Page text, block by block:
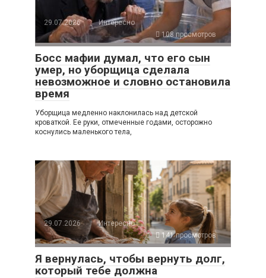
29.07.2026
Интересно
108 просмотров
Босс мафии думал, что его сын
умер, но уборщица сделала
невозможное и словно остановила
время
Уборщица медленно наклонилась над детской
кроваткой. Ее руки, отмеченные годами, осторожно
коснулись маленького тела,
29.07.2026
Интересно
141 просмотров
Я вернулась, чтобы вернуть долг,
который тебе должна